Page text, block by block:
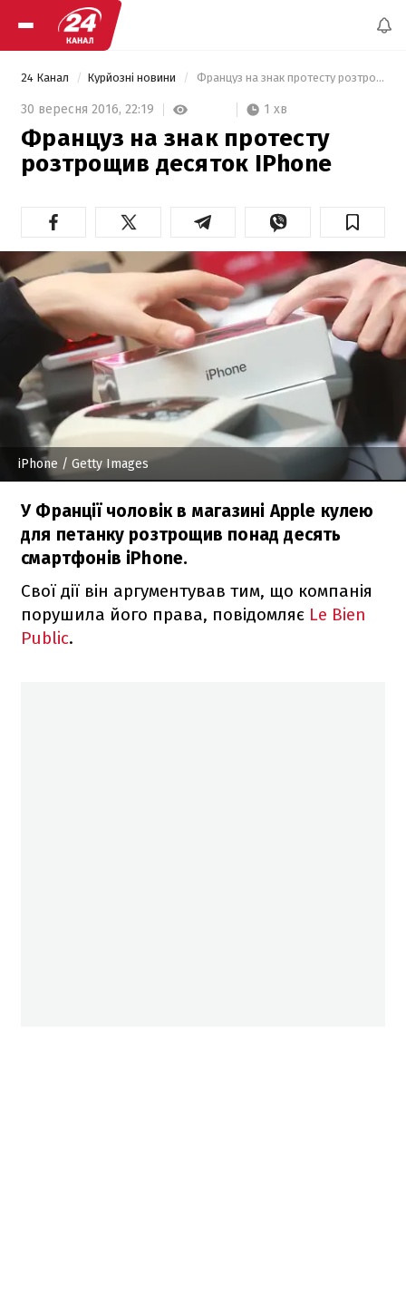
24 Канал Курйозні новини Француз на знак протесту розтрощив десяток ІPhone
30 вересня 2016, 22:19 1 хв
Француз на знак протесту
розтрощив десяток ІPhone
iPhone / Getty Images
У Франції чоловік в магазині Apple кулею
для петанку розтрощив понад десять
смартфонів iPhone.
Свої дії він аргументував тим, що компанія
порушила його права, повідомляє Le Bien
Public.